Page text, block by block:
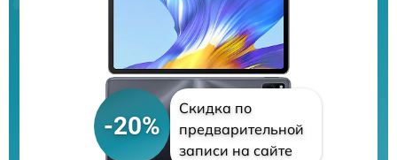
-20%
Скидка по
предварительной
записи на сайте